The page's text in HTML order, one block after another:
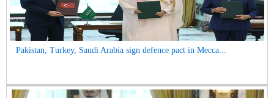
Pakistan, Turkey, Saudi Arabia sign defence pact in Mecca...